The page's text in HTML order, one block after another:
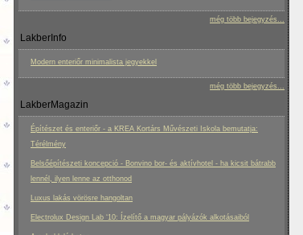
még több bejegyzés...
LakberInfo
Modern enteriőr minimalista jegyekkel
még több bejegyzés...
LakberMagazin
Építészet és enteriőr - a KREA Kortárs Művészeti Iskola bemutatja:
Térélmény
Belsőépítészeti koncepció - Bonvino bor- és aktívhotel - ha kicsit bátrabb
lennél, ilyen lenne az otthonod
Luxus lakás vörösre hangoltan
Electrolux Design Lab ‘10: Ízelítő a magyar pályázók alkotásaiból